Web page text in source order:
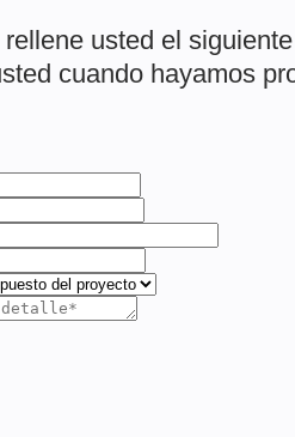
usted el
cuando hayamos